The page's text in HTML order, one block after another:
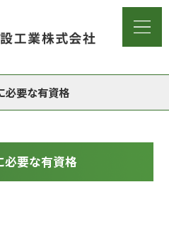
必要な有資格
必要な有資格